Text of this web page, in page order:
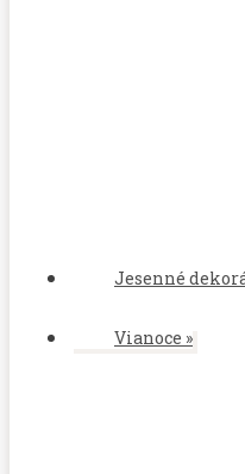
Jesenné
Vianoce »